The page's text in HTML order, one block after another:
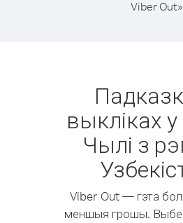
Viber Out»
выкліках у
Чылі з
Viber Out — гэта
меншыя грошы.